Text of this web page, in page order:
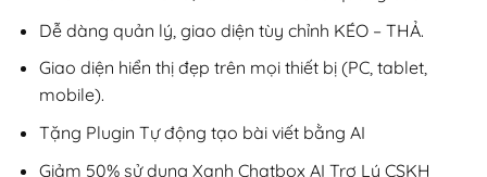
Dễ dàng quản lý, giao diện tùy chỉnh KÉO – THẢ.
Giao diện hiển thị đẹp trên mọi thiết bị (PC, tablet,
mobile).
Tặng Plugin Tự động tạo bài viết bằng AI
Giảm 50% sử dụng Xanh Chatbox AI Trợ Lý CSKH